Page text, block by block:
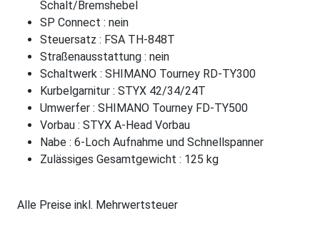
Schalt/Bremshebel
SP Connect : nein
Steuersatz : FSA TH-848T
Straßenausstattung : nein
Schaltwerk : SHIMANO Tourney RD-TY300
Kurbelgarnitur : STYX 42/34/24T
Umwerfer : SHIMANO Tourney FD-TY500
Vorbau : STYX A-Head Vorbau
Nabe : 6-Loch Aufnahme und Schnellspanner
Zulässiges Gesamtgewicht : 125 kg
Alle Preise inkl. Mehrwertsteuer